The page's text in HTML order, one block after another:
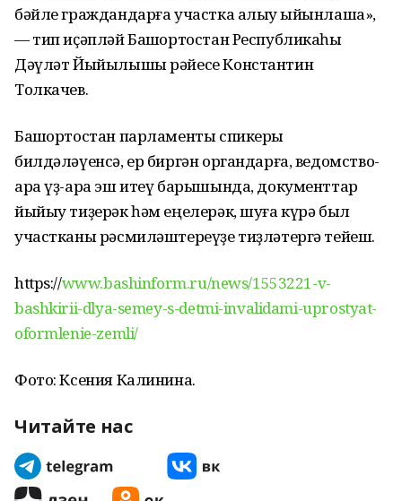
бәйле граждандарға участка алыу ҡыйынлаша»,
— тип иҫәпләй Башҡортостан Республикаһы
Дәүләт Йыйылышы рәйесе Константин
Толкачев.
Башҡортостан парламенты спикеры
билдәләүенсә, ер биргән органдарға, ведомство-
ара үҙ-ара эш итеү барышында, документтар
йыйыу тиҙерәк һәм еңелерәк, шуға күрә был
участканы рәсмиләштереүҙе тиҙләтергә тейеш.
https://www.bashinform.ru/news/1553221-v-
bashkirii-dlya-semey-s-detmi-invalidami-uprostyat-
oformlenie-zemli/
Фото: Ксения Калинина.
Читайте нас